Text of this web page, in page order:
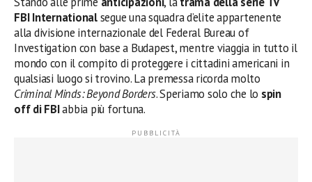
FBI Internationalsegue una squadra d’elite appartenente
alla divisione internazionale del Federal Bureau of
Investigation con base a Budapest, mentre viaggia in tutto il
mondo con il compito di proteggere i cittadini americani in
qualsiasi luogo si trovino. La premessa ricorda molto
Criminal Minds: Beyond Borders. Speriamo solo che lo spin
off di FBIabbia più fortuna.